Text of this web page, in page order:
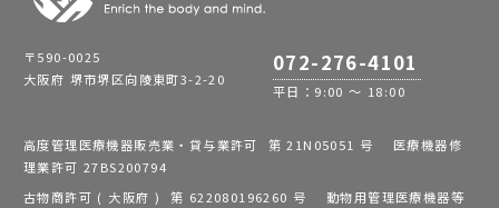
〒590-0025
大阪府 堺市堺区向陵東町3-2-20
072-276-4101
平日：9:00 ～ 18:00
高度管理医療機器販売業・貸与業許可 第 21N05051 号 医療機器修
理業許可 27BS200794
古物商許可 ( 大阪府 ) 第 622080196260 号 動物用管理医療機器等